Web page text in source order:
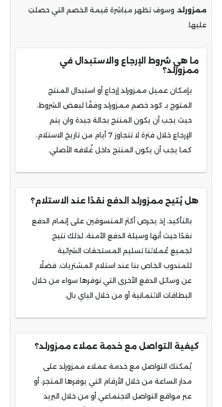
ممزورلد، وسوف تظهر مباشرة قيمة الخصم التي حصلتِ
عليها.
ما هي شروط الإرجاع والاستبدال في
ممزورلد؟
بإمكان عميل ممزورلد إرجاع أو استبدال المنتج
المتوج بـ كود خصم ممزورلد وفقًا لبعض الشروط،
حيث يجب أن يكون المنتج بحالة جيدة وان يتم
الإرجاع خلال فترة لا تتجاوز 7 أيام من تاريخ الاستلام،
كما يجب أن يكون المنتج داخل غُلافه الأصلي.
هل يُتيح ممزورلد الدفع نقدًا عند الاستلام؟
بالتأكيد، إذ يحرص أكثر المتسوقين على إتمام الدفع
نقدًا حيث أنها وسيلة الدفع الآمنة، لذلك نتيح
لجميع عُملائنا تسليم المستحقات الشرائية
للمندوب الخاص بنا عند استلام المشتريات، فضلًا
عن وسائل الدفع الأخرى التي نوفرها سواء من خلال
البطاقات الائتمانية أو من خلال الباي بال.
كيفية التواصل مع خدمة عملاء ممزورلد؟
يُمكنك التواصل مع خدمة عملاء ممزورلد على
مدار الساعة من خلال الأرقام التي يوفرها المتجر، أو
عبر مواقع التواصل الاجتماعي أو من خلال البريد